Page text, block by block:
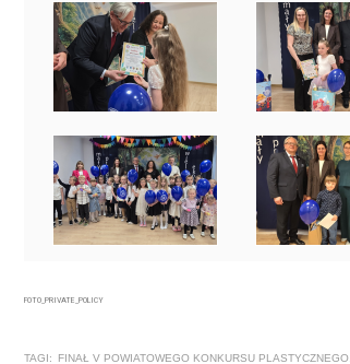
FOTO_PRIVATE_POLICY
TAGI: FINAŁ V POWIATOWEGO KONKURSU PLASTYCZNEGO